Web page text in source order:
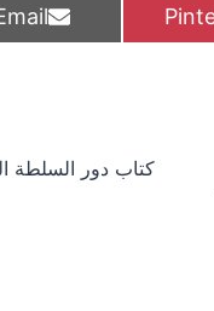
S
h
كتاب دور السلطة